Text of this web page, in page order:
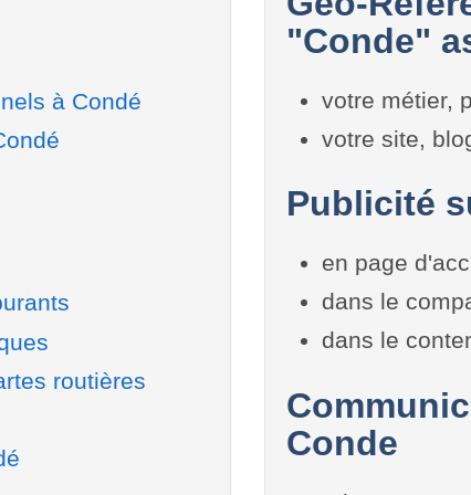
à Condé
routières
"Conde"
votre métier,
votre site,
Publicité
en page
dans le
dans le
Conde